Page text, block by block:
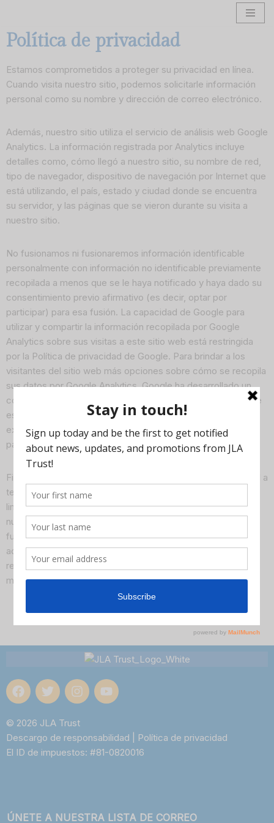
Skip
to
Política de privacidad
Estamos comprometidos a proteger su privacidad en línea.
Cuando visita nuestro sitio, podemos solicitarle información
personal como su nombre y dirección de correo electrónico.
Además, nuestro sitio utiliza el servicio de análisis web Google
Analytics. La información registrada por Analytics incluye
detalles como, cómo llegó a nuestro sitio, su nombre de red,
tipo de navegador, dispositivo de navegación por Internet que
está utilizando, el país, estado y ciudad donde se encuentra
su servidor, y las páginas que se vieron durante su visita a
nuestro sitio.
No fusionamos ni fusionaremos información identificable
personalmente con información no identificable previamente
recopilada a menos que se le haya notificado y haya dado su
consentimiento previo afirmativo (es decir, optar por
participar) para esa fusión. La capacidad de Google para
utilizar y compartir la información recopilada por Google
Analytics sobre sus visitas a este sitio web está restringida
por la Política de privacidad de Google. Para brindar a los
visitantes del sitio web más opciones sobre cómo se recopila
sus datos por Google Analytics, Google ha desarrollado un
complemento de navegador para optar por no participar, que
está disponible visitando el complemento de navegador de
exclusión de Google Analytics, para permitirle optar por no
participar en los programas de Google.
Finalmente, no vendemos ni alquilamos información personal a
terceros. Utilizamos su información solo con los fines
limitados de enviarle actualizaciones e información útil sobre
nuestros programas, información promocional, mejorar el
funcionamiento del sitio, con fines estadísticos y para la
administración general de sistemas. Puede optar por no
recibir correos electrónicos de nuestra lista en cualquier
momento.
© 2026 JLA Trust
Descargo de responsabilidad
Política de privacidad
El ID de impuestos: #81-0820016
ÚNETE A NUESTRA LISTA DE CORREO